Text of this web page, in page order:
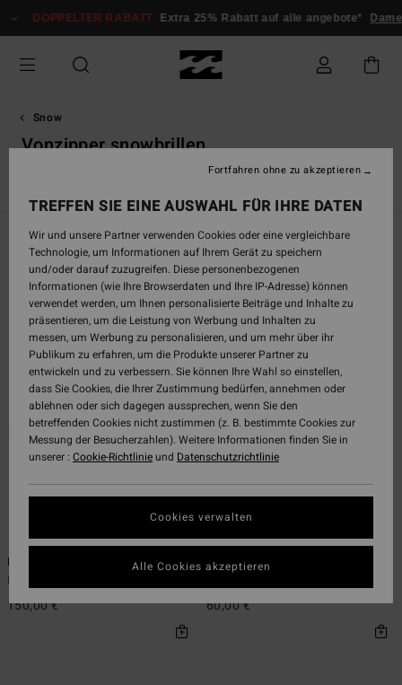
zur
Auswahl
springen
RABATT Extra 25% Rabatt auf alle angebote* Damen
Snow
Vonzipper snowbrillen
Filtern & Sortieren 66Ergebnisse
Direkt
Filterkriterien
springen
Überspringen
filtern
Mach - Snowboardbrille Unisex
Männer Snowboardbrille
150,00 €
Trike - Snowboardbrille Unisex
60,00 €
TREFFEN SIE EINE AUSWAHL FÜR IHRE DATEN
Wir und unsere Partner verwenden Cookies oder eine vergleichbare
Technologie, um Informationen auf Ihrem Gerät zu speichern
und/oder darauf zuzugreifen. Diese personenbezogenen
Informationen (wie Ihre Browserdaten und Ihre IP-Adresse) können
verwendet werden, um Ihnen personalisierte Beiträge und Inhalte zu
präsentieren, um die Leistung von Werbung und Inhalten zu
messen, um Werbung zu personalisieren, und um mehr über ihr
Publikum zu erfahren, um die Produkte unserer Partner zu
entwickeln und zu verbessern. Sie können Ihre Wahl so einstellen,
dass Sie Cookies, die Ihrer Zustimmung bedürfen, annehmen oder
ablehnen oder sich dagegen aussprechen, wenn Sie den
betreffenden Cookies nicht zustimmen (z. B. bestimmte Cookies zur
Messung der Besucherzahlen). Weitere Informationen finden Sie in
unserer : Cookie-Richtlinieund Datenschutzrichtlinie
Cookies verwalten
Fortfahren ohne zu akzeptieren
Alle Cookies akzeptieren